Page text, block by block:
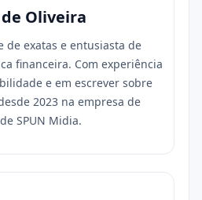
Oliveira
de exatas e entusiasta de
financeira. Com experiência
e em escrever sobre
2023 na empresa de
SPUN Midia.